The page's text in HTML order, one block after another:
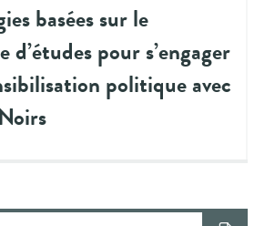
basées sur le
d’études pour s’engager
politique avec